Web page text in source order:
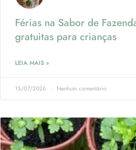
Férias na Sabor de
gratuitas para crianças
LEIA MAIS »
15/07/2026 Nenhum comentário